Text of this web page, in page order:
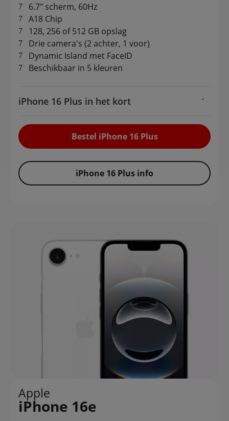
6.7" scherm, 60Hz
A18 Chip
128, 256 of 512 GB opslag
Drie camera's (2 achter, 1 voor)
Dynamic Island met FaceID
Beschikbaar in 5 kleuren
iPhone 16 Plus in het kort
Bestel iPhone 16 Plus
iPhone 16 Plus info
Apple
iPhone 16e